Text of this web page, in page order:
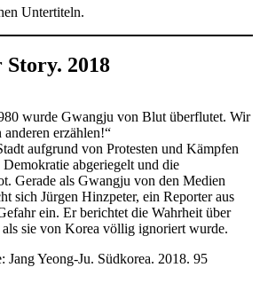
Untertiteln.
2018
wurde Gwangju von Blut überflutet. Wir
anderen erzählen!“
aufgrund von Protesten und Kämpfen
abgeriegelt und die
Gerade als Gwangju von den Medien
sich Jürgen Hinzpeter, ein Reporter aus
ein. Er berichtet die Wahrheit über
sie von Korea völlig ignoriert wurde.
Yeong-Ju. Südkorea. 2018. 95